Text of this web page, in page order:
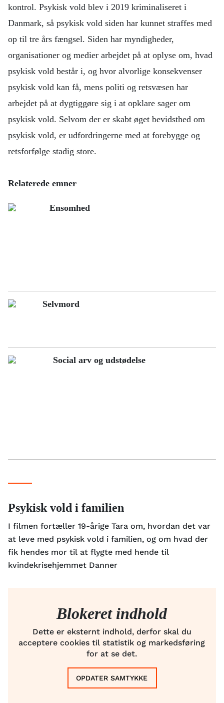
kontrol. Psykisk vold blev i 2019 kriminaliseret i
Danmark, så psykisk vold siden har kunnet straffes med
op til tre års fængsel. Siden har myndigheder,
organisationer og medier arbejdet på at oplyse om, hvad
psykisk vold består i, og hvor alvorlige konsekvenser
psykisk vold kan få, mens politi og retsvæsen har
arbejdet på at dygtiggøre sig i at opklare sager om
psykisk vold. Selvom der er skabt øget bevidsthed om
psykisk vold, er udfordringerne med at forebygge og
retsforfølge stadig store.
Relaterede emner
Ensomhed
Selvmord
Social arv og udstødelse
Psykisk vold i familien
I filmen fortæller 19-årige Tara om, hvordan det var
at leve med psykisk vold i familien, og om hvad der
fik hendes mor til at flygte med hende til
kvindekrisehjemmet Danner
Blokeret indhold
Dette er eksternt indhold, derfor skal du
acceptere cookies til statistik og markedsføring
for at se det.
OPDATER SAMTYKKE